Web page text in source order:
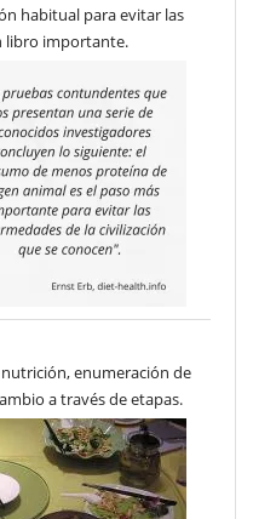
habitual para evitar las
libro importante.
enumeración de
a través de etapas.